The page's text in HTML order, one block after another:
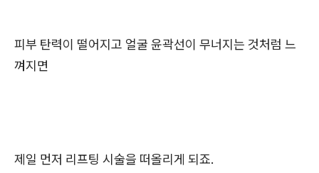
피부 탄력이 떨어지고 얼굴 윤곽선이 무너지는 것처럼 느
껴지면
제일 먼저 리프팅 시술을 떠올리게 되죠.